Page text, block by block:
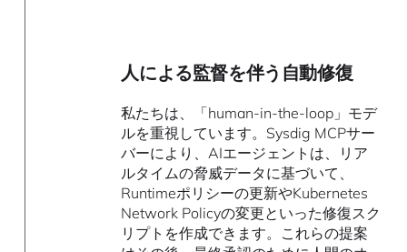
人による監督を伴う自動修復
私たちは、「human-in-the-loop」モデ
ルを重視しています。Sysdig MCPサー
バーにより、AIエージェントは、リア
ルタイムの脅威データに基づいて、
Runtimeポリシーの更新やKubernetes
Network Policyの変更といった修復スク
リプトを作成できます。これらの提案